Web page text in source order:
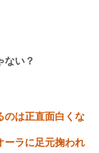
ない？
のは正直面白くな
ーラに足元掬われ